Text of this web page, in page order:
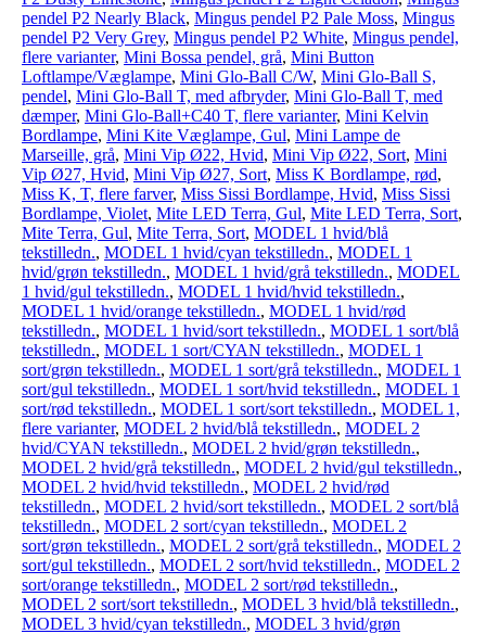
pendel P2 Nearly Black, Mingus pendel P2 Pale Moss, Mingus
pendel P2 Very Grey, Mingus pendel P2 White, Mingus pendel,
flere varianter, Mini Bossa pendel, grå, Mini Button
Loftlampe/Væglampe, Mini Glo-Ball C/W, Mini Glo-Ball S,
pendel, Mini Glo-Ball T, med afbryder, Mini Glo-Ball T, med
dæmper, Mini Glo-Ball+C40 T, flere varianter, Mini Kelvin
Bordlampe, Mini Kite Væglampe, Gul, Mini Lampe de
Marseille, grå, Mini Vip Ø22, Hvid, Mini Vip Ø22, Sort, Mini
Vip Ø27, Hvid, Mini Vip Ø27, Sort, Miss K Bordlampe, rød,
Miss K, T, flere farver, Miss Sissi Bordlampe, Hvid, Miss Sissi
Bordlampe, Violet, Mite LED Terra, Gul, Mite LED Terra, Sort,
Mite Terra, Gul, Mite Terra, Sort, MODEL 1 hvid/blå
tekstilledn., MODEL 1 hvid/cyan tekstilledn., MODEL 1
hvid/grøn tekstilledn., MODEL 1 hvid/grå tekstilledn., MODEL
1 hvid/gul tekstilledn., MODEL 1 hvid/hvid tekstilledn.,
MODEL 1 hvid/orange tekstilledn., MODEL 1 hvid/rød
tekstilledn., MODEL 1 hvid/sort tekstilledn., MODEL 1 sort/blå
tekstilledn., MODEL 1 sort/CYAN tekstilledn., MODEL 1
sort/grøn tekstilledn., MODEL 1 sort/grå tekstilledn., MODEL 1
sort/gul tekstilledn., MODEL 1 sort/hvid tekstilledn., MODEL 1
sort/rød tekstilledn., MODEL 1 sort/sort tekstilledn., MODEL 1,
flere varianter, MODEL 2 hvid/blå tekstilledn., MODEL 2
hvid/CYAN tekstilledn., MODEL 2 hvid/grøn tekstilledn.,
MODEL 2 hvid/grå tekstilledn., MODEL 2 hvid/gul tekstilledn.,
MODEL 2 hvid/hvid tekstilledn., MODEL 2 hvid/rød
tekstilledn., MODEL 2 hvid/sort tekstilledn., MODEL 2 sort/blå
tekstilledn., MODEL 2 sort/cyan tekstilledn., MODEL 2
sort/grøn tekstilledn., MODEL 2 sort/grå tekstilledn., MODEL 2
sort/gul tekstilledn., MODEL 2 sort/hvid tekstilledn., MODEL 2
sort/orange tekstilledn., MODEL 2 sort/rød tekstilledn.,
MODEL 2 sort/sort tekstilledn., MODEL 3 hvid/blå tekstilledn.,
MODEL 3 hvid/cyan tekstilledn., MODEL 3 hvid/grøn